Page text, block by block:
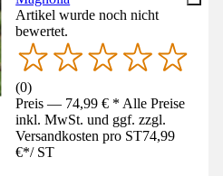
Artikel wurde noch nicht
bewertet.
(0)
Preis — 74,99 € * Alle Preise
inkl. MwSt. und ggf. zzgl.
Versandkosten pro ST74,99
€*/ ST